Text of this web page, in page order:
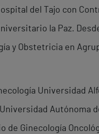
del Tajo con
la Paz.
y Obstetricia en
Universidad
Autónoma
de Ginecología